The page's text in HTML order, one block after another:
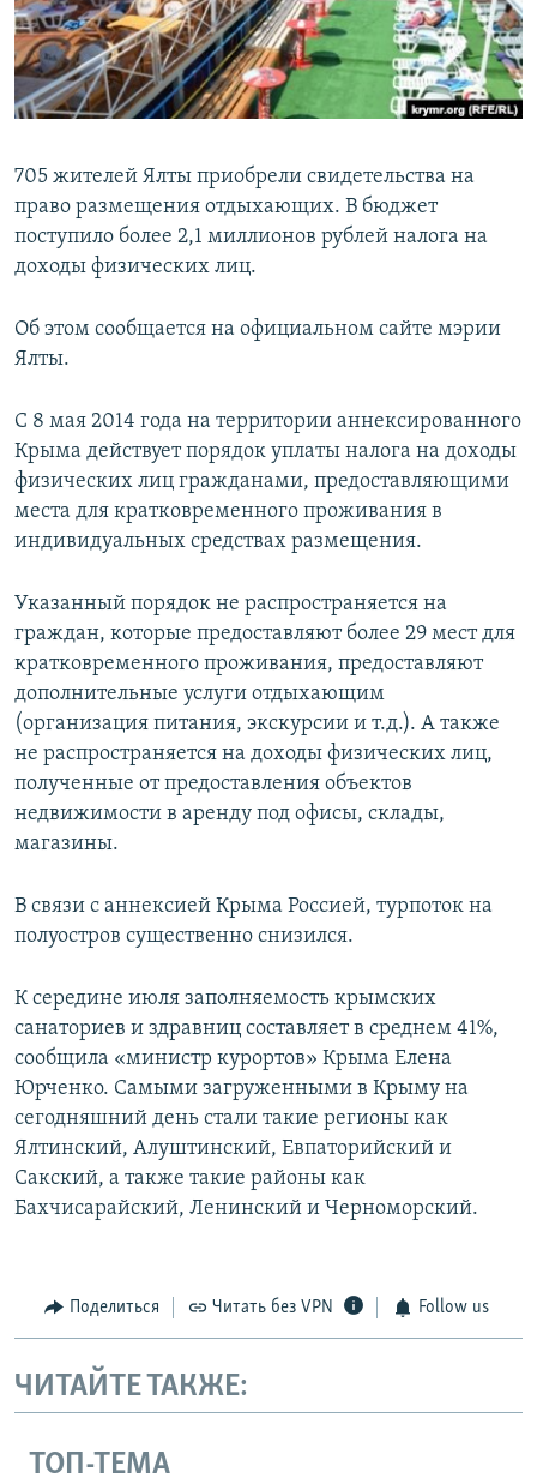
ПОБЕДИТЕЛЕЙ НЕ СУДЯТ?
КРЫМ.НЕПОКОРЕННЫЙ
ELIFBE
ПРИСОЕДИНЯЙТЕСЬ!
Все сайты RFE/RL
705 жителей Ялты приобрели свидетельства на
право размещения отдыхающих. В бюджет
поступило более 2,1 миллионов рублей налога на
доходы физических лиц.
Об этом сообщается на официальном сайте мэрии
Ялты.
С 8 мая 2014 года на территории аннексированного
Крыма действует порядок уплаты налога на доходы
физических лиц гражданами, предоставляющими
места для кратковременного проживания в
индивидуальных средствах размещения.
Указанный порядок не распространяется на
граждан, которые предоставляют более 29 мест для
кратковременного проживания, предоставляют
дополнительные услуги отдыхающим
(организация питания, экскурсии и т.д.). А также
не распространяется на доходы физических лиц,
полученные от предоставления объектов
недвижимости в аренду под офисы, склады,
магазины.
В связи с аннексией Крыма Россией, турпоток на
полуостров существенно снизился.
К середине июля заполняемость крымских
санаториев и здравниц составляет в среднем 41%,
сообщила «министр курортов» Крыма Елена
Юрченко. Самыми загруженными в Крыму на
сегодняшний день стали такие регионы как
Ялтинский, Алуштинский, Евпаторийский и
Сакский, а также такие районы как
Бахчисарайский, Ленинский и Черноморский.
Поделиться Читать без VPN Follow us
ЧИТАЙТЕ ТАКЖЕ:
ТОП-ТЕМА